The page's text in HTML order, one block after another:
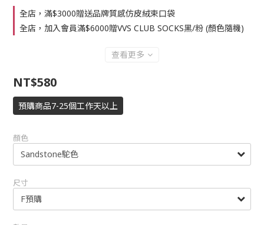
全店，滿$3000贈送品牌質感仿皮絨束口袋
全店，加入會員滿$6000贈VVS CLUB SOCKS黑/粉 (顏色隨機)
查看更多
NT$580
預購商品7-25個工作天以上
顏色
尺寸